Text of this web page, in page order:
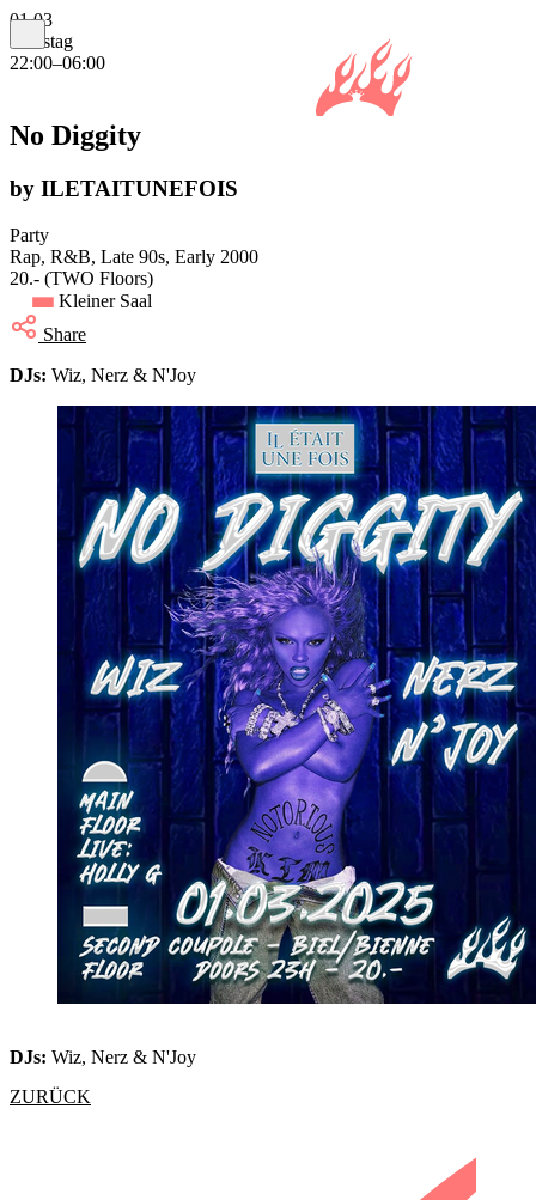
01.03
Samstag
22:00–06:00
No Diggity
by ILETAITUNEFOIS
Party
Rap, R&B, Late 90s, Early 2000
20.- (TWO Floors)
Kleiner Saal
Share
DJs: Wiz, Nerz & N'Joy
DJs: Wiz, Nerz & N'Joy
ZURÜCK